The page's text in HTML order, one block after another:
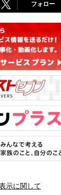
フォロー
示に関して